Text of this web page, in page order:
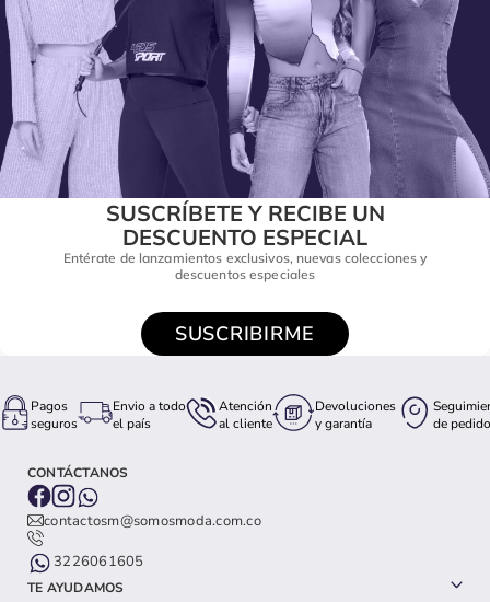
SUSCRÍBETE Y RECIBE UN
DESCUENTO ESPECIAL
Entérate de lanzamientos exclusivos, nuevas colecciones y
descuentos especiales
SUSCRIBIRME
Pagos
seguros
Envio a todo
el país
Atención
al cliente
Devoluciones
y garantía
de pedido
CONTÁCTANOS
contactosm@somosmoda.com.co
3226061605
TE AYUDAMOS